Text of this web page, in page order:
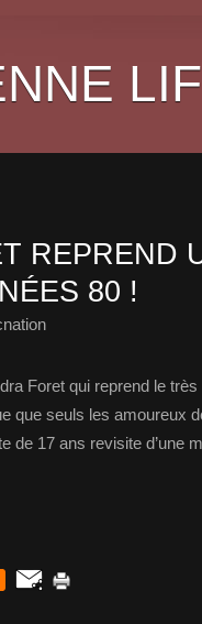
REPREND
80 !
Foret qui reprend le
que seuls les amoureux
de 17 ans revisite d’une